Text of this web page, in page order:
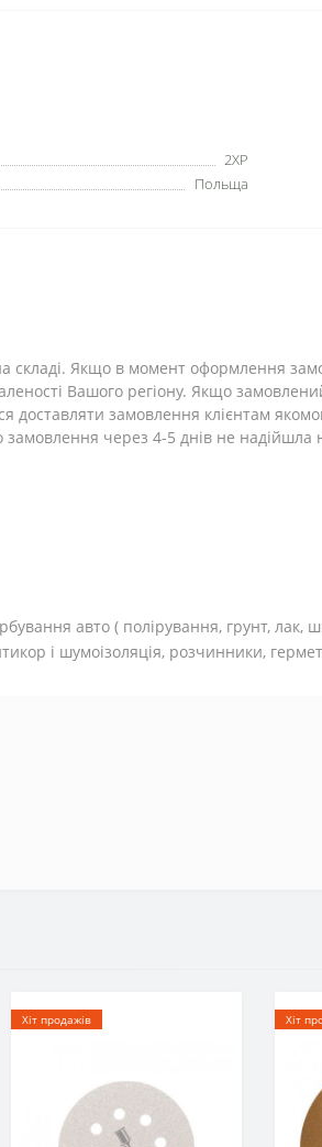
2XP
Польща
складі. Якщо в момент оформлення
Вашого регіону. Якщо
замовлення клієнтам
через 4-5 днів не надійшла
авто ( полірування, грунт, лак,
і шумоізоляція, розчинники,
Хіт продажів Хіт